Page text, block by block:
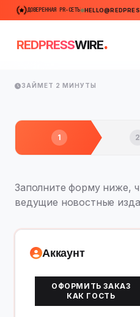
ДОВЕРЕННАЯ PR-СЕТЬ
REDPRESSWIRE.
ЗАЙМЕТ 2 МИНУТЫ
1 2
Заполните форму ниже,
ведущие новостные
Аккаунт
ОФОРМИТЬ ЗАКАЗ
КАК ГОСТЬ